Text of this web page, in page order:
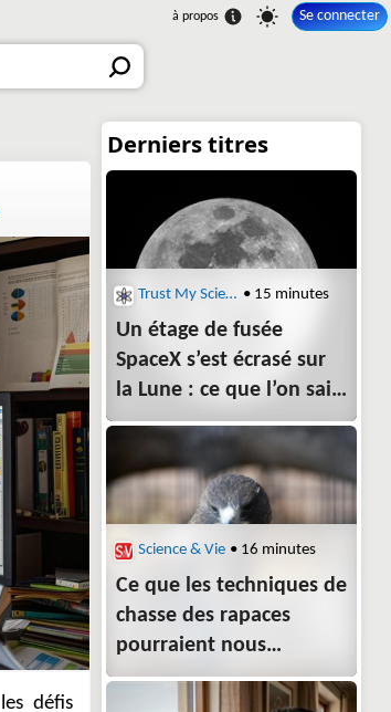
Se connecter
Trust My Science • 15 minutes
Un étage de fusée
SpaceX s’est écrasé sur
la Lune : ce que l’on sait
de l’impact
Science & Vie • 16 minutes
Ce que les techniques de
chasse des rapaces
pourraient nous
apprendre sur